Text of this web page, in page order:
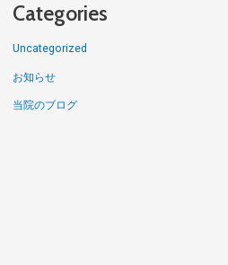
Categories
Uncategorized
お知らせ
当院のブログ